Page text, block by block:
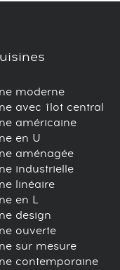
moderne
avec îlot central
américaine
en U
aménagée
industrielle
linéaire
en L
design
ouverte
sur mesure
contemporaine